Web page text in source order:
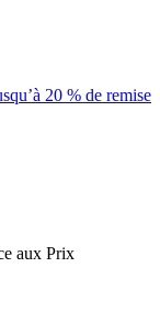
20 % de remise
aux Prix